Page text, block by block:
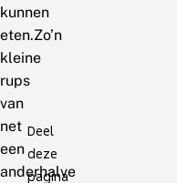
kunnen
eten.Zo’n
kleine
rups
van
net
een
anderhalve
Deel
deze
pagina